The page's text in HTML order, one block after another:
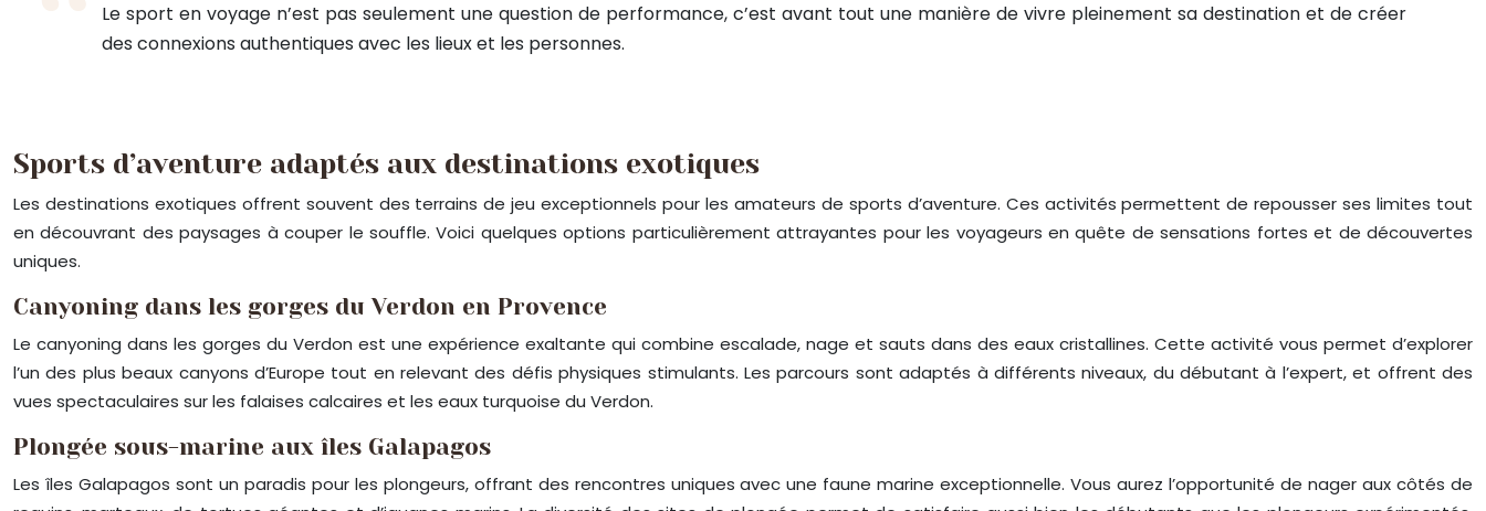
Le sport en voyage n’est pas seulement une question de performance, c’est avant tout une manière de vivre pleinement sa destination et de créer
des connexions authentiques avec les lieux et les personnes.
Sports d’aventure adaptés aux destinations exotiques
Les destinations exotiques offrent souvent des terrains de jeu exceptionnels pour les amateurs de sports d’aventure. Ces activités permettent de repousser ses limites tout
en découvrant des paysages à couper le souffle. Voici quelques options particulièrement attrayantes pour les voyageurs en quête de sensations fortes et de découvertes
uniques.
Canyoning dans les gorges du Verdon en Provence
Le canyoning dans les gorges du Verdon est une expérience exaltante qui combine escalade, nage et sauts dans des eaux cristallines. Cette activité vous permet d’explorer
l’un des plus beaux canyons d’Europe tout en relevant des défis physiques stimulants. Les parcours sont adaptés à différents niveaux, du débutant à l’expert, et offrent des
vues spectaculaires sur les falaises calcaires et les eaux turquoise du Verdon.
Plongée sous-marine aux îles Galapagos
Les îles Galapagos sont un paradis pour les plongeurs, offrant des rencontres uniques avec une faune marine exceptionnelle. Vous aurez l’opportunité de nager aux côtés de